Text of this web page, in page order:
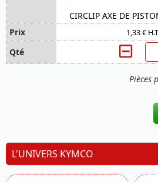
Pièces
CIRCLIP AXE DE
1,33 € H.T
L'UNIVERS KYMCO